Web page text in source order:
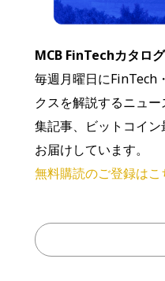
MCB FinTechカタロ
毎週月曜日にFinTech
クスを解説するニュ
集記事、ビットコイ
お届けしています。
無料購読のご登録はこ